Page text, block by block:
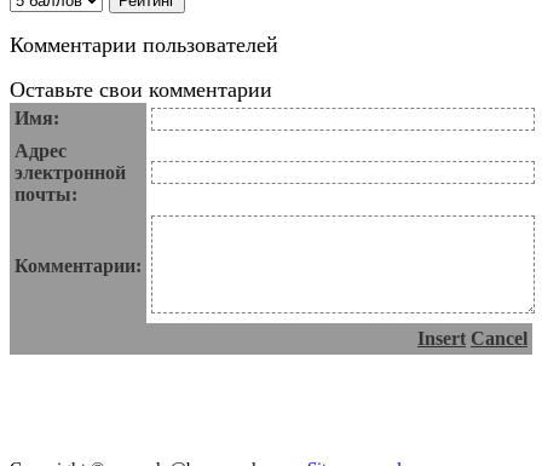
Комментарии пользователей
Оставьте свои комментарии
Имя:
Адрес
электронной
почты:
Комментарии:
Insert Cancel